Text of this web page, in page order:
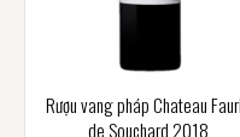
Rượu vang pháp Chateau
de Souchard 2018